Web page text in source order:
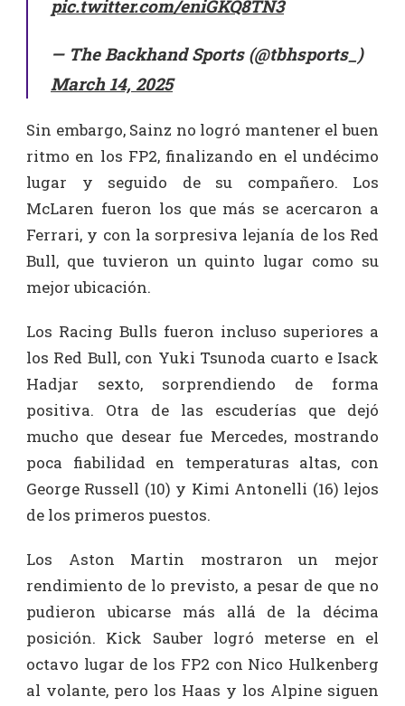
pic.twitter.com/eniGKQ8TN3
— The Backhand Sports (@tbhsports_)
March 14, 2025
Sin embargo, Sainz no logró mantener el buen
ritmo en los FP2, finalizando en el undécimo
lugar y seguido de su compañero. Los
McLaren fueron los que más se acercaron a
Ferrari, y con la sorpresiva lejanía de los Red
Bull, que tuvieron un quinto lugar como su
mejor ubicación.
Los Racing Bulls fueron incluso superiores a
los Red Bull, con Yuki Tsunoda cuarto e Isack
Hadjar sexto, sorprendiendo de forma
positiva. Otra de las escuderías que dejó
mucho que desear fue Mercedes, mostrando
poca fiabilidad en temperaturas altas, con
George Russell (10) y Kimi Antonelli (16) lejos
de los primeros puestos.
Los Aston Martin mostraron un mejor
rendimiento de lo previsto, a pesar de que no
pudieron ubicarse más allá de la décima
posición. Kick Sauber logró meterse en el
octavo lugar de los FP2 con Nico Hulkenberg
al volante, pero los Haas y los Alpine siguen